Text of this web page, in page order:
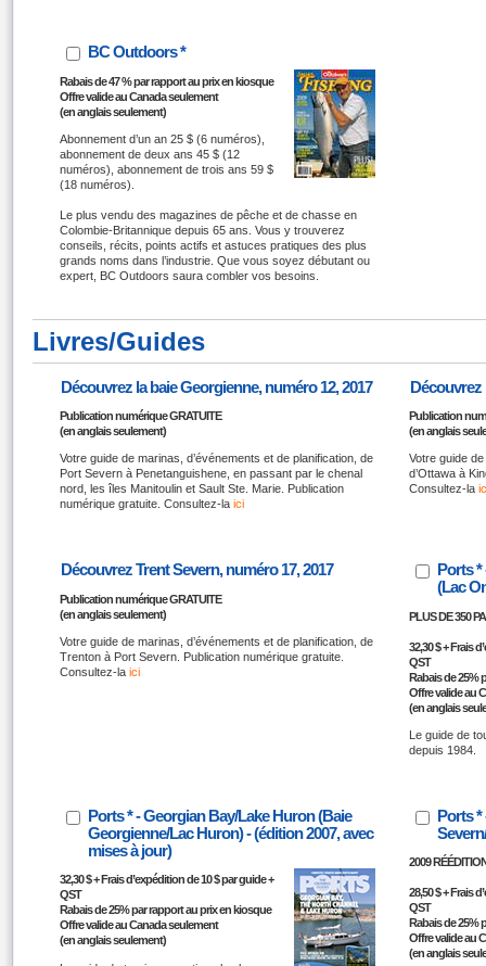
BC Outdoors *
Rabais de 47 % par rapport au prix en kiosque
Offre valide au Canada seulement
(en anglais seulement)
Abonnement d’un an 25 $ (6 numéros),
abonnement de deux ans 45 $ (12
numéros), abonnement de trois ans 59 $
(18 numéros).
Le plus vendu des magazines de pêche et de chasse en
Colombie-Britannique depuis 65 ans. Vous y trouverez
conseils, récits, points actifs et astuces pratiques des plus
grands noms dans l’industrie. Que vous soyez débutant ou
expert, BC Outdoors saura combler vos besoins.
Livres/Guides
Découvrez la baie Georgienne, numéro 12, 2017
Publication numérique GRATUITE
(en anglais seulement)
Votre guide de marinas, d’événements et de planification, de
Port Severn à Penetanguishene, en passant par le chenal
nord, les îles Manitoulin et Sault Ste. Marie. Publication
numérique gratuite. Consultez-laici
Découvrez
Publication
(en anglais
Votre guide
d’Ottawa à
Consultez-la
Découvrez Trent Severn, numéro 17, 2017
Publication numérique GRATUITE
(en anglais seulement)
Votre guide de marinas, d’événements et de planification, de
Trenton à Port Severn. Publication numérique gratuite.
Consultez-laici
Ports
(Lac
PLUS DE 350
32,30 $ + Frais
QST
Rabais de 25%
Offre valide au
(en anglais
Le guide de
depuis 1984.
Ports * - Georgian Bay/Lake Huron (Baie
Georgienne/Lac Huron) - (édition 2007, avec
mises à jour)
32,30 $ + Frais d’expédition de 10 $ par guide +
QST
Rabais de 25% par rapport au prix en kiosque
Offre valide au Canada seulement
(en anglais seulement)
Ports
2009
28,50 $ + Frais
QST
Rabais de 25%
Offre valide au
(en anglais